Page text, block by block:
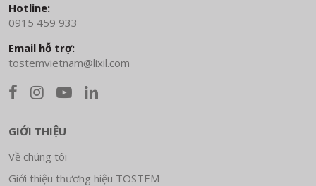
Hotline:
0915 459 933
Email hỗ trợ:
tostemvietnam@lixil.com
GIỚI THIỆU
Về chúng tôi
Giới thiệu thương hiệu TOSTEM